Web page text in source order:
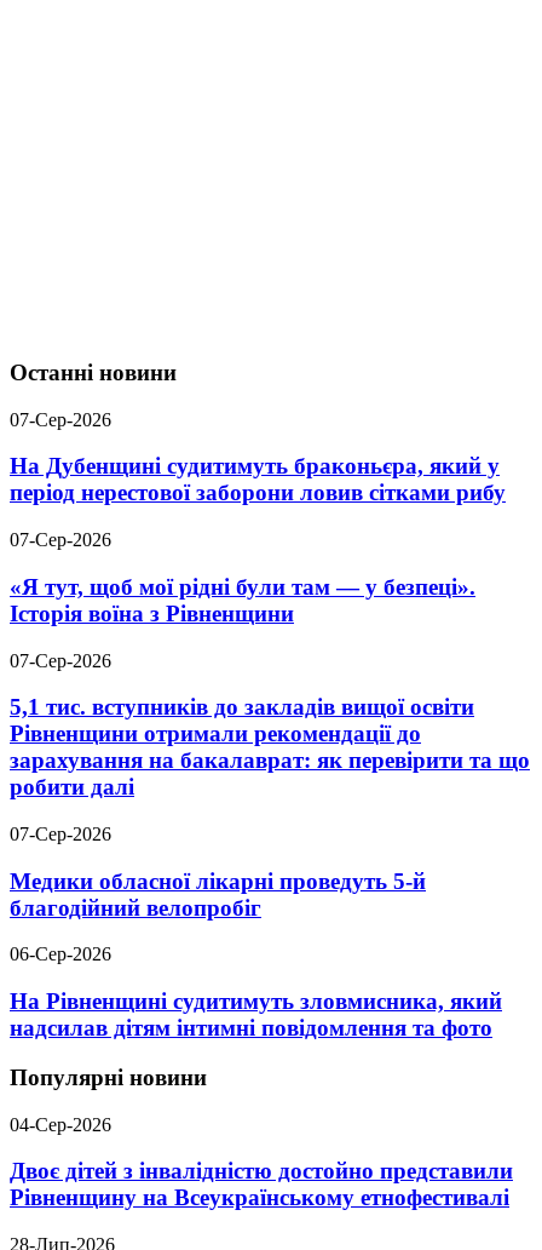
Останні новини
07-Сер-2026
На Дубенщині судитимуть браконьєра, який у
період нерестової заборони ловив сітками рибу
07-Сер-2026
«Я тут, щоб мої рідні були там — у безпеці».
Історія воїна з Рівненщини
07-Сер-2026
5,1 тис. вступників до закладів вищої освіти
Рівненщини отримали рекомендації до
зарахування на бакалаврат: як перевірити та що
робити далі
07-Сер-2026
Медики обласної лікарні проведуть 5-й
благодійний велопробіг
06-Сер-2026
На Рівненщині судитимуть зловмисника, який
надсилав дітям інтимні повідомлення та фото
Популярні новини
04-Сер-2026
Двоє дітей з інвалідністю достойно представили
Рівненщину на Всеукраїнському етнофестивалі
28-Лип-2026